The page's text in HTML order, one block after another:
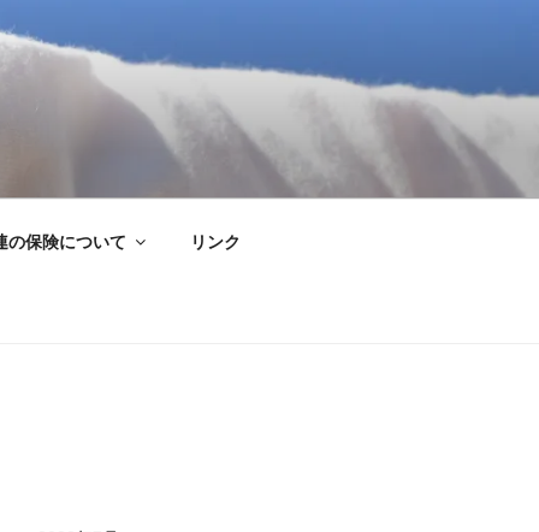
の保険について リンク